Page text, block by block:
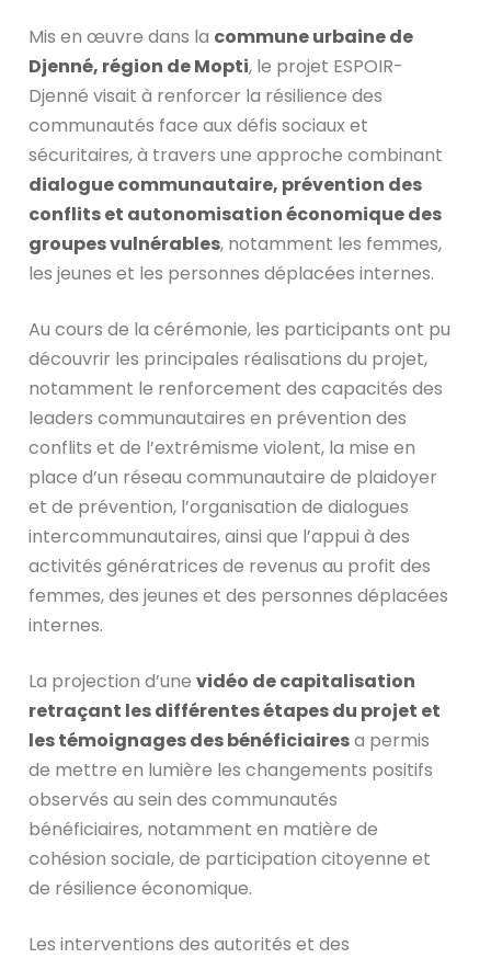
Mis en œuvre dans la commune urbaine de
Djenné, région de Mopti, le projet ESPOIR-
Djenné visait à renforcer la résilience des
communautés face aux défis sociaux et
sécuritaires, à travers une approche combinant
dialogue communautaire, prévention des
conflits et autonomisation économique des
groupes vulnérables, notamment les femmes,
les jeunes et les personnes déplacées internes.
Au cours de la cérémonie, les participants ont pu
découvrir les principales réalisations du projet,
notamment le renforcement des capacités des
leaders communautaires en prévention des
conflits et de l’extrémisme violent, la mise en
place d’un réseau communautaire de plaidoyer
et de prévention, l’organisation de dialogues
intercommunautaires, ainsi que l’appui à des
activités génératrices de revenus au profit des
femmes, des jeunes et des personnes déplacées
internes.
La projection d’unevidéo de capitalisation
retraçant les différentes étapes du projet et
les témoignages des bénéficiairesa permis
de mettre en lumière les changements positifs
observés au sein des communautés
bénéficiaires, notamment en matière de
cohésion sociale, de participation citoyenne et
de résilience économique.
Les interventions des autorités et des